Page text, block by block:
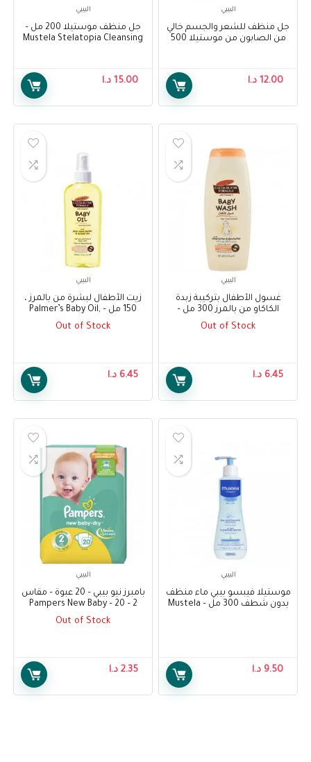
البيبي
جل منظف للشعر والجسم خالي
من الصابون من موستيلا 500
12.00 د.ا
البيبي
جل منظف موستيلا 200 مل –
Mustela Stelatopia Cleansing
15.00 د.ا
البيبي
غسول الأطفال بتركيبة زبدة
الكاكاو من بالمرز 300 مل –
Palmer’s Cocoa Butter
Out of Stock
6.45 د.ا
البيبي
زيت الأطفال لبشرة من بالمرز ،
150 مل – Palmer’s Baby Oil,
150ml Pump Bottle
Out of Stock
6.45 د.ا
البيبي
موستيلا فيبسو بيبي ماء منظف
بدون شطف 300 مل – Mustela
9.50 د.ا
البيبي
بامبرز نيو بيبي – 20 عبوة – مقاس
2 – Pampers New Baby – 20
Pack – Size 2
Out of Stock
2.35 د.ا